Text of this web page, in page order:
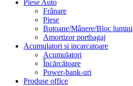
Piese Auto
Frânare
Piese
Butoane/Mânere/Bloc lumini
Amortizor portbagaj
Acumulatori si incarcatoare
Acumulatori
Încărcătoare
Power-bank-uri
Produse office